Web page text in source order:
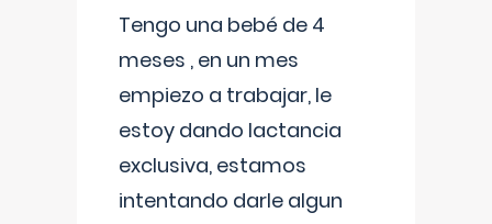
Tengo una bebé de 4
meses , en un mes
empiezo a trabajar, le
estoy dando lactancia
exclusiva, estamos
intentando darle algun